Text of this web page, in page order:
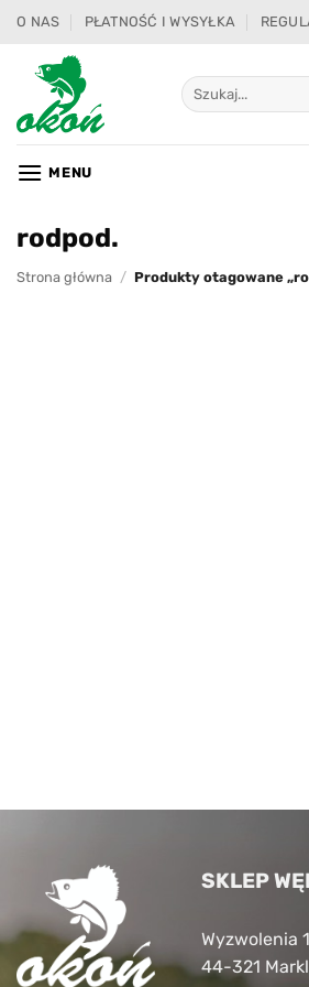
Przewiń
zawartości
O NAS PŁATNOŚĆ I WYSYŁKA
Szukaj:
MENU
rodpod.
Strona główna / Produkty otagowane
SKLEP
Wyzwolenia
44-321